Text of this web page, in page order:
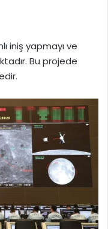
iniş yapmayı ve
Bu projede